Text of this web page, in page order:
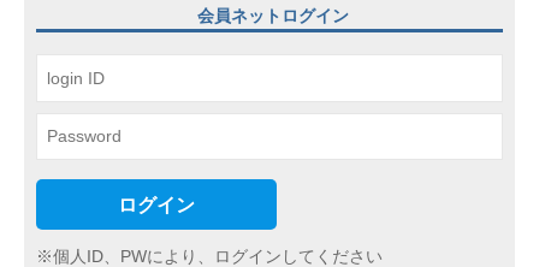
ン
会員ネットログイン
ログイン
※個人ID、PWにより、ログインしてください